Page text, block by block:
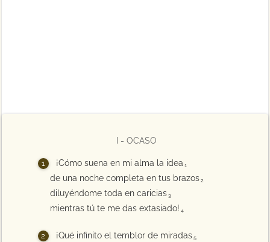
I - OCASO
¡Cómo suena en mi alma la idea 1
de una noche completa en tus brazos 2
diluyéndome toda en caricias 3
mientras tú te me das extasiado! 4
¡Qué infinito el temblor de miradas 5